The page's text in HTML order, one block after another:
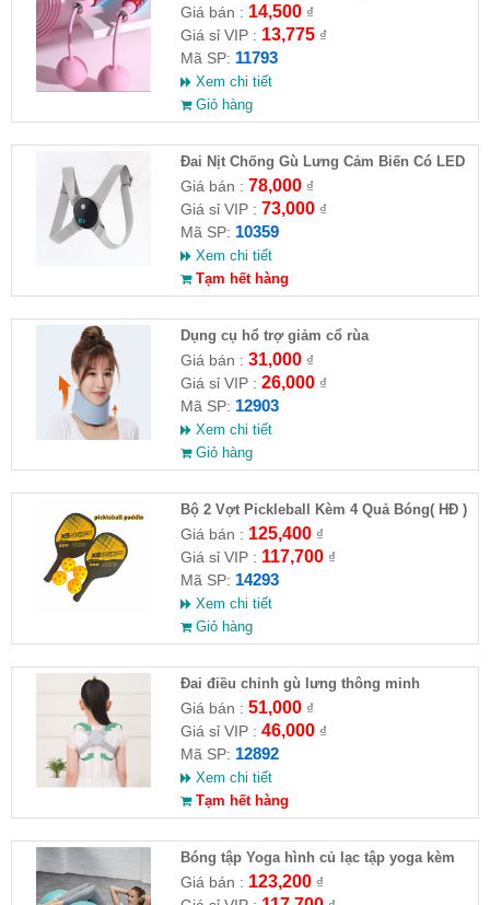
Giá bán : 14,500₫
Giá sỉ VIP : 13,775₫
Mã SP: 11793
Xem chi tiết
Giỏ hàng
Đai Nịt Chống Gù Lưng Cảm Biến Có LED
J-3000
Giá bán : 78,000₫
Giá sỉ VIP : 73,000₫
Mã SP: 10359
Xem chi tiết
Tạm hết hàng
Dụng cụ hổ trợ giảm cổ rùa
Giá bán : 31,000₫
Giá sỉ VIP : 26,000₫
Mã SP: 12903
Xem chi tiết
Giỏ hàng
Bộ 2 Vợt Pickleball Kèm 4 Quả Bóng( HĐ )
Giá bán : 125,400₫
Giá sỉ VIP : 117,700₫
Mã SP: 14293
Xem chi tiết
Giỏ hàng
Đai điều chỉnh gù lưng thông minh
Giá bán : 51,000₫
Giá sỉ VIP : 46,000₫
Mã SP: 12892
Xem chi tiết
Tạm hết hàng
Bóng tập Yoga hình củ lạc tập yoga kèm
bơm ( HĐ )
Giá bán : 123,200₫